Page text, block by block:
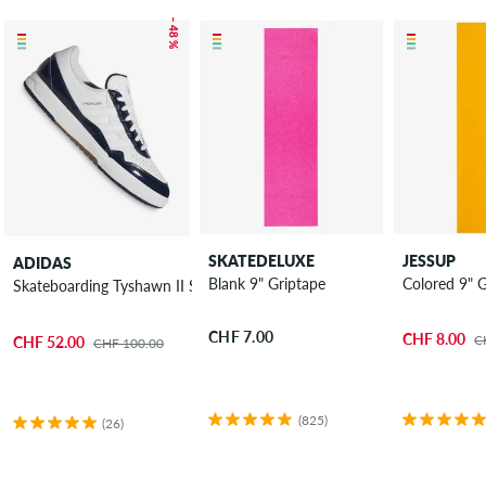
– 48 %
ADIDAS
Skateboarding Tyshawn II Schuh
CHF 52.00 CHF 100.00
(26)
SKATEDELUXE
Blank 9" Griptape
CHF 7.00
(825)
JESSUP
Colored 9"
CHF 8.00